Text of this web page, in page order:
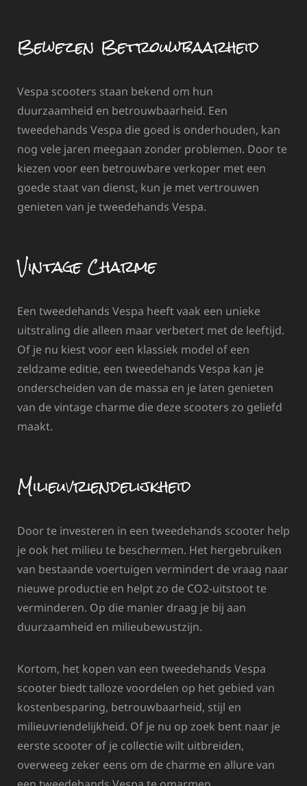
Bewezen Betrouwbaarheid
Vespa scooters staan bekend om hun
duurzaamheid en betrouwbaarheid. Een
tweedehands Vespa die goed is onderhouden, kan
nog vele jaren meegaan zonder problemen. Door te
kiezen voor een betrouwbare verkoper met een
goede staat van dienst, kun je met vertrouwen
genieten van je tweedehands Vespa.
Vintage Charme
Een tweedehands Vespa heeft vaak een unieke
uitstraling die alleen maar verbetert met de leeftijd.
Of je nu kiest voor een klassiek model of een
zeldzame editie, een tweedehands Vespa kan je
onderscheiden van de massa en je laten genieten
van de vintage charme die deze scooters zo geliefd
maakt.
Milieuvriendelijkheid
Door te investeren in een tweedehands scooter help
je ook het milieu te beschermen. Het hergebruiken
van bestaande voertuigen vermindert de vraag naar
nieuwe productie en helpt zo de CO2-uitstoot te
verminderen. Op die manier draag je bij aan
duurzaamheid en milieubewustzijn.
Kortom, het kopen van een tweedehands Vespa
scooter biedt talloze voordelen op het gebied van
kostenbesparing, betrouwbaarheid, stijl en
milieuvriendelijkheid. Of je nu op zoek bent naar je
eerste scooter of je collectie wilt uitbreiden,
overweeg zeker eens om de charme en allure van